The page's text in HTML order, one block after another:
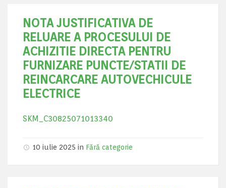
NOTA JUSTIFICATIVA DE
RELUARE A PROCESULUI DE
ACHIZITIE DIRECTA PENTRU
FURNIZARE PUNCTE/STATII DE
REINCARCARE AUTOVECHICULE
ELECTRICE
SKM_C30825071013340
10 iulie 2025 in Fără categorie